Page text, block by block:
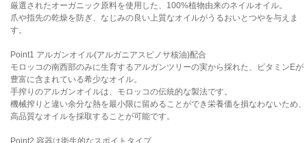
厳選されたオーガニック原料を使用した、100%植物由来のネイルオイル。
爪や指先の乾燥を防ぎ、なじみの良い上質なオイルがうるおいとつやを与えま
す。
Point1 アルガンオイル(アルガニアスピノサ核油)配合
モロッコの南西部のみに生育するアルガンツリーの実から採れた、ビタミンEが
豊富に含まれている希少なオイル。
手搾りのアルガンオイルは、モロッコの伝統的な製法です。
機械搾りと違い余分な熱を最小限に留めることができ栄養価を損なわないため、
高品質なオイルを採取することが可能です。
Point2 容器は衛生的なスポイトタイプ